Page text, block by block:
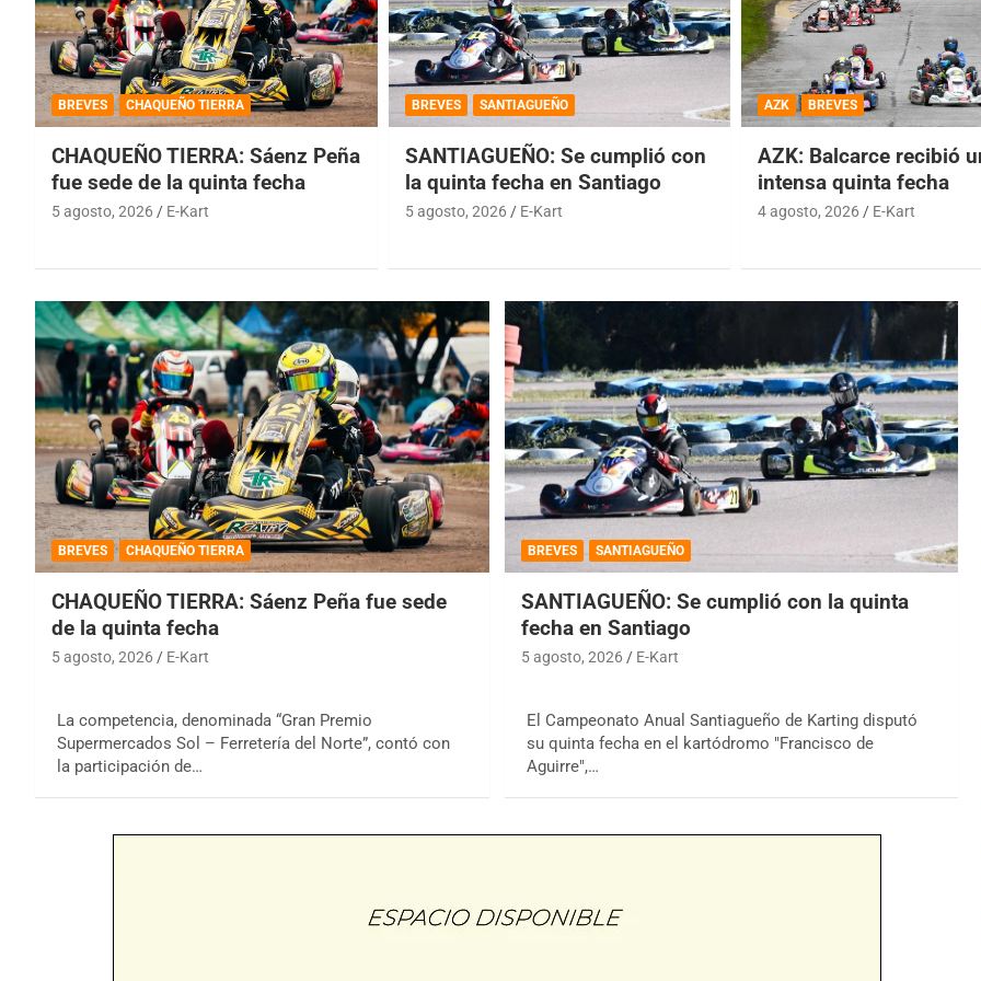
BREVES CHAQUEÑO TIERRA
CHAQUEÑO TIERRA: Sáenz Peña
fue sede de la quinta fecha
5 agosto, 2026 E-Kart
BREVES SANTIAGUEÑO
SANTIAGUEÑO: Se cumplió con
la quinta fecha en Santiago
5 agosto, 2026 E-Kart
AZK BREVES
AZK: Balcarce recibió
intensa quinta fecha
4 agosto, 2026 E-Kart
BREVES CHAQUEÑO TIERRA
CHAQUEÑO TIERRA: Sáenz Peña fue sede
de la quinta fecha
5 agosto, 2026 E-Kart
La competencia, denominada “Gran Premio
Supermercados Sol – Ferretería del Norte”, contó con
la participación de…
BREVES SANTIAGUEÑO
SANTIAGUEÑO: Se cumplió con la quinta
fecha en Santiago
5 agosto, 2026 E-Kart
El Campeonato Anual Santiagueño de Karting disputó
su quinta fecha en el kartódromo "Francisco de
Aguirre",…